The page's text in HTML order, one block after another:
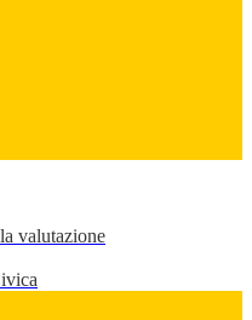
valutazione